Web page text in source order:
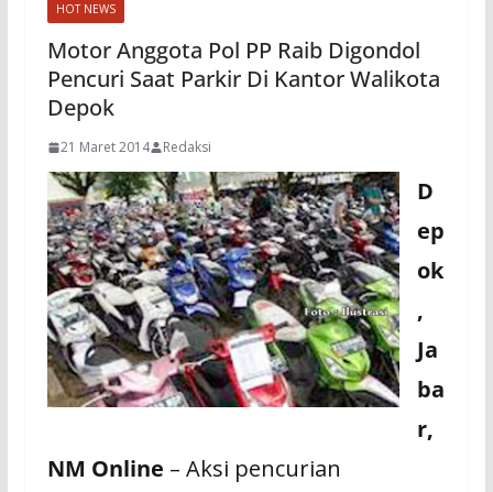
HOT NEWS
Motor Anggota Pol PP Raib Digondol
Pencuri Saat Parkir Di Kantor Walikota
Depok
21 Maret 2014 Redaksi
D
ep
ok
,
Ja
ba
r,
NM Online – Aksi pencurian